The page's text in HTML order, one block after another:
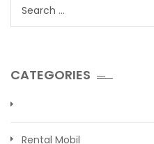
CATEGORIES
Rental Mobil